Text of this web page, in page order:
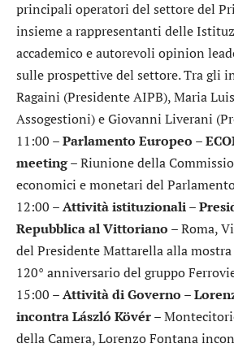
principali operatori del settore del
insieme a rappresentanti delle
accademico e autorevoli opinion
sulle prospettive del settore. Tra gli
Ragaini (Presidente AIPB), Maria
Assogestioni) e Giovanni Liverani
11:00 –Parlamento Europeo –
meeting– Riunione della
economici e monetari del
12:00 –Attività istituzionali –
Repubblica al Vittoriano – Roma,
del Presidente Mattarella alla
120° anniversario del gruppo
15:00 –Attività di Governo –
incontra László Kövér–
della Camera, Lorenzo Fontana